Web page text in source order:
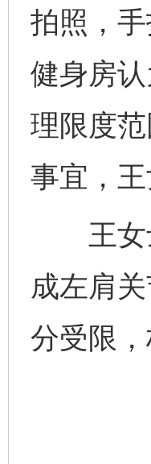
拍照，
健身房
理限度
事宜，
王女士
成左肩
分受限，